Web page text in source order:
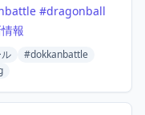
#dragonball
報
#dokkanbattle